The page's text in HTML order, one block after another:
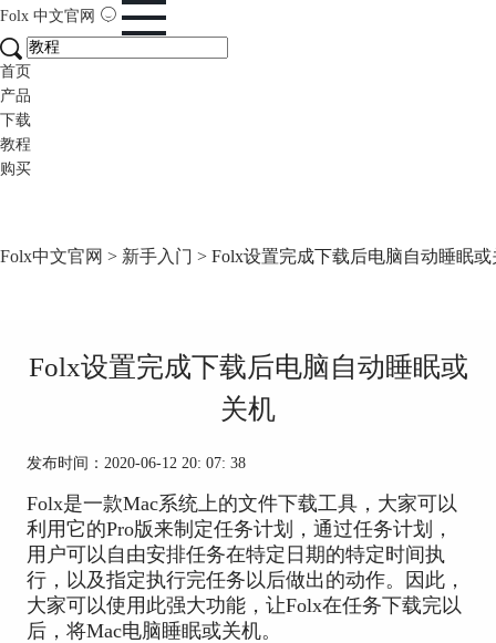
Folx 中文官网
首页
产品
下载
教程
购买
Folx中文官网 > 新手入门 > Folx设置完成下载后电脑自动睡眠或
Folx设置完成下载后电脑自动睡眠或
关机
发布时间：2020-06-12 20: 07: 38
Folx是一款Mac系统上的文件下载工具，大家可以
利用它的Pro版来制定任务计划，通过任务计划，
用户可以自由安排任务在特定日期的特定时间执
行，以及指定执行完任务以后做出的动作。因此，
大家可以使用此强大功能，让Folx在任务下载完以
后，将Mac电脑睡眠或关机。